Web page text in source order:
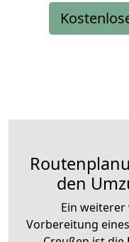
den
Ein
Vorbereitung